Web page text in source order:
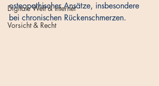
Digitale Welt & Internet
Vorsicht & Recht
osteopathischer Ansätze, insbesondere
bei chronischen Rückenschmerzen.